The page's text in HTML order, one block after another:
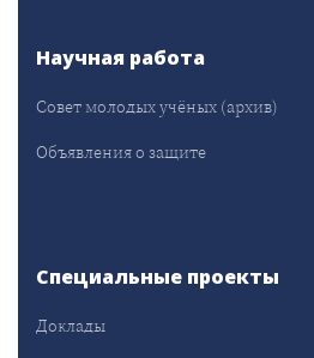
Научная работа
Совет молодых учёных (архив)
Объявления о защите
Специальные проекты
Доклады